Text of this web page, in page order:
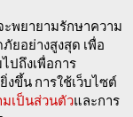
ะพยายามรักษาความ
อย่างสูงสุด เพื่อ
ปถึงเพื่อการ
ขึ้น การใช้เว็บไซต์
เป็นส่วนตัวและการ